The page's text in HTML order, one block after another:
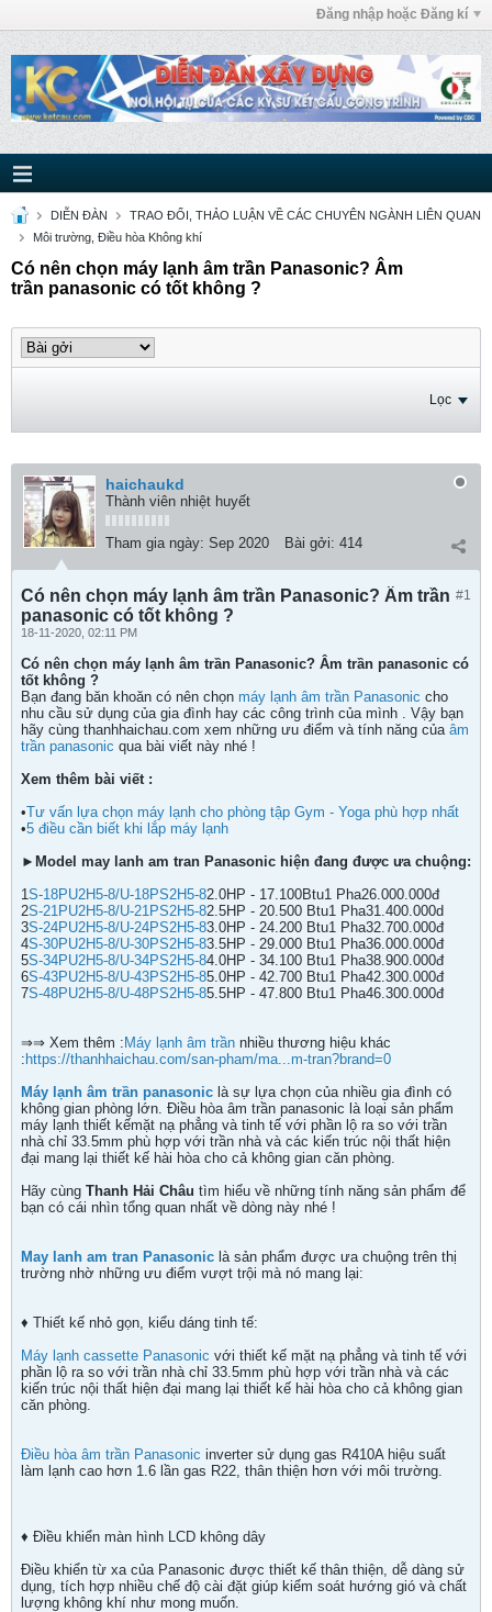
Đăng nhập hoặc Đăng kí
DIỄN ĐÀN
TRAO ĐỔI, THẢO LUẬN VỀ CÁC CHUYÊN NGÀNH LIÊN QUAN
Môi trường, Điều hòa Không khí
Có nên chọn máy lạnh âm trần Panasonic? Âm
trần panasonic có tốt không ?
Lọc
haichaukd
Thành viên nhiệt huyết
Tham gia ngày: Sep 2020 Bài gởi: 414
#1
Có nên chọn máy lạnh âm trần Panasonic? Âm trần
panasonic có tốt không ?
18-11-2020, 02:11 PM
Có nên chọn máy lạnh âm trần Panasonic? Âm trần panasonic có
tốt không ?
Bạn đang băn khoăn có nên chọn máy lạnh âm trần Panasonic cho
nhu cầu sử dụng của gia đình hay các công trình của mình . Vậy bạn
hãy cùng thanhhaichau.com xem những ưu điểm và tính năng củaâm
trần panasonic qua bài viết này nhé !
Xem thêm bài viết :
•Tư vấn lựa chọn máy lạnh cho phòng tập Gym - Yoga phù hợp nhất
•5 điều cần biết khi lắp máy lạnh
►Model may lanh am tran Panasonic hiện đang được ưa chuộng:
1S-18PU2H5-8/U-18PS2H5-82.0HP - 17.100Btu1 Pha26.000.000đ
2S-21PU2H5-8/U-21PS2H5-82.5HP - 20.500 Btu1 Pha31.400.000d
3S-24PU2H5-8/U-24PS2H5-83.0HP - 24.200 Btu1 Pha32.700.000đ
4S-30PU2H5-8/U-30PS2H5-83.5HP - 29.000 Btu1 Pha36.000.000đ
5S-34PU2H5-8/U-34PS2H5-84.0HP - 34.100 Btu1 Pha38.900.000đ
6S-43PU2H5-8/U-43PS2H5-85.0HP - 42.700 Btu1 Pha42.300.000đ
7S-48PU2H5-8/U-48PS2H5-85.5HP - 47.800 Btu1 Pha46.300.000đ
⇒⇒ Xem thêm : Máy lạnh âm trần nhiều thương hiệu khác
: https://thanhhaichau.com/san-pham/ma...m-tran?brand=0
Máy lạnh âm trần panasonic là sự lựa chọn của nhiều gia đình có
không gian phòng lớn. Điều hòa âm trần panasonic là loại sản phẩm
máy lạnh thiết kếmặt nạ phẳng và tinh tế với phần lộ ra so với trần
nhà chỉ 33.5mm phù hợp với trần nhà và các kiến trúc nội thất hiện
đại mang lại thiết kế hài hòa cho cả không gian căn phòng.
Hãy cùng Thanh Hải Châu tìm hiểu về những tính năng sản phẩm để
bạn có cái nhìn tổng quan nhất về dòng này nhé !
May lanh am tran Panasonic là sản phẩm được ưa chuộng trên thị
trường nhờ những ưu điểm vượt trội mà nó mang lại:
♦ Thiết kế nhỏ gọn, kiểu dáng tinh tế:
Máy lạnh cassette Panasonic với thiết kế mặt nạ phẳng và tinh tế với
phần lộ ra so với trần nhà chỉ 33.5mm phù hợp với trần nhà và các
kiến trúc nội thất hiện đại mang lại thiết kế hài hòa cho cả không gian
căn phòng.
Điều hòa âm trần Panasonic inverter sử dụng gas R410A hiệu suất
làm lạnh cao hơn 1.6 lần gas R22, thân thiện hơn với môi trường.
♦ Điều khiển màn hình LCD không dây
Điều khiển từ xa của Panasonic được thiết kế thân thiện, dễ dàng sử
dụng, tích hợp nhiều chế độ cài đặt giúp kiểm soát hướng gió và chất
lượng không khí như mong muốn.